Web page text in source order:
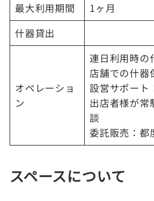
最大利用期間
1ヶ月
什器貸出
オペレーショ
ン
連日利用時の
店舗での什器
設営サポート
出店者様が常
談
委託販売：都
スペースについて